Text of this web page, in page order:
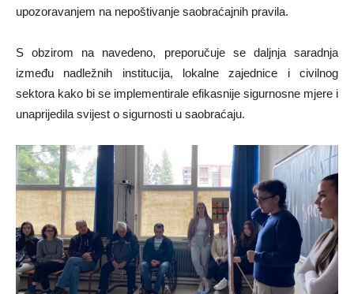
upozoravanjem na nepoštivanje saobraćajnih pravila.
S obzirom na navedeno, preporučuje se daljnja saradnja
između nadležnih institucija, lokalne zajednice i civilnog
sektora kako bi se implementirale efikasnije sigurnosne mjere i
unaprijedila svijest o sigurnosti u saobraćaju.